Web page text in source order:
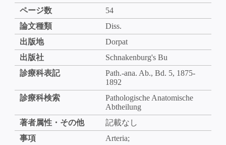
ページ数
54
論文種類
Diss.
出版地
Dorpat
出版社
Schnakenburg's Bu
診療科表記
Path.-ana. Ab., Bd. 5, 1875-
1892
診療科検索
Pathologische Anatomische
Abtheilung
著者属性・その他
記載なし
事項
Arteria;